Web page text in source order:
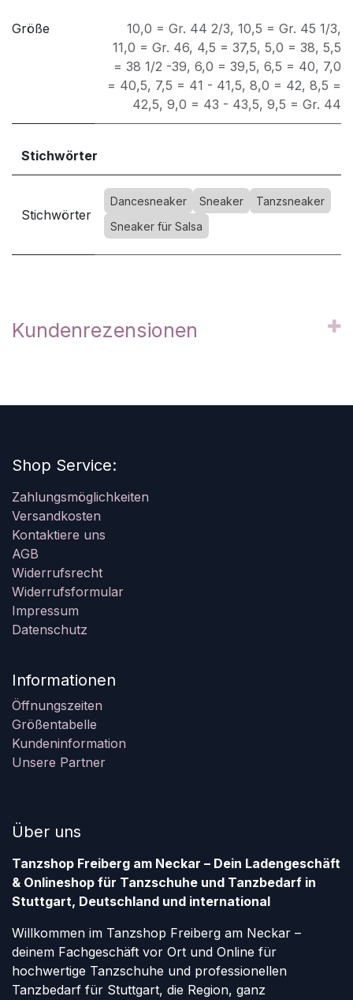
Größe 10,0 = Gr. 44 2/3, 10,5 = Gr. 45 1/3,
11,0 = Gr. 46, 4,5 = 37,5, 5,0 = 38, 5,5
= 38 1/2 -39, 6,0 = 39,5, 6,5 = 40, 7,0
= 40,5, 7,5 = 41 - 41,5, 8,0 = 42, 8,5 =
42,5, 9,0 = 43 - 43,5, 9,5 = Gr. 44
Stichwörter
Stichwörter
Dancesneaker Sneaker
Tanzsneaker
Sneaker für Salsa
Kundenrezensionen
Shop Service:
Zahlungsmöglichkeiten
Versandkosten
Kontaktiere uns
AGB
Widerrufsrecht
Widerrufsformular
Impressum
Datenschutz
Informationen
Öffnungszeiten
Größentabelle
Kundeninformation
Unsere Partner
Über uns
Tanzshop Freiberg am Neckar – Dein Ladengeschäft
& Onlineshop für Tanzschuhe und Tanzbedarf in
Stuttgart, Deutschland und international
Willkommen im Tanzshop Freiberg am Neckar –
deinem Fachgeschäft vor Ort und Online für
hochwertige Tanzschuhe und professionellen
Tanzbedarf für Stuttgart, die Region, ganz